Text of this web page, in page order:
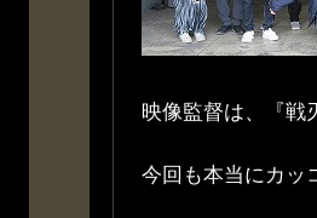
映像監督は、『戦
今回も本当にカッ